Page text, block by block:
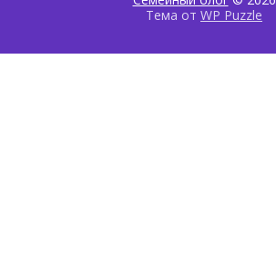
Тема от WP Puzzle